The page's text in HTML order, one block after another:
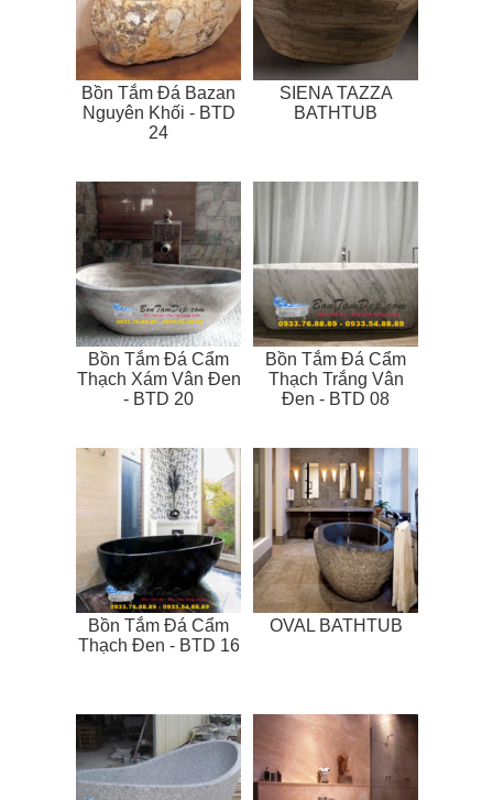
Bồn Tắm Đá Bazan
Nguyên Khối - BTD
24
SIENA TAZZA
BATHTUB
Bồn Tắm Đá Cẩm
Thạch Xám Vân Đen
- BTD 20
Bồn Tắm Đá Cẩm
Thạch Trắng Vân
Đen - BTD 08
Bồn Tắm Đá Cẩm
Thạch Đen - BTD 16
OVAL BATHTUB